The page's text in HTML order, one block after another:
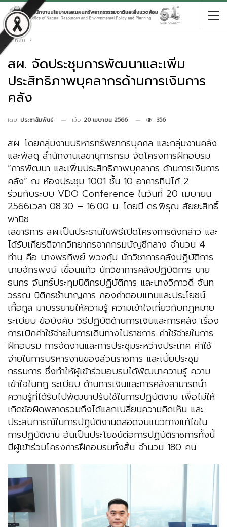
หน้าหลัก
สผ. จัดประชุมการพัฒนาและเพิ่ม
ประสิทธิภาพบุคลากรด้านการเงินการ
คลัง
โดย ประชาสัมพันธ์ เมื่อ 20 เมษายน 2566 356
สผ. โดยกลุ่มงานบริหารทรัพยากรบุคคล และกลุ่มงานคลัง
และพัสดุ สำนักงานเลขานุการกรม จัดโครงการฝึกอบรม
“การพัฒนา และเพิ่มประสิทธิภาพบุคลากร ด้านการเงินการ
คลัง” ณ ห้องประชุม 1001 ชั้น 10 อาคารทิปโก้ 2
ร่วมกับระบบ VDO Conference ในวันที่ 20 เมษายน
2566เวลา 08.30 – 16.00 น. โดยมี ดร.พิรุณ สัยยะสิทธิ์
พานิช
เลขาธิการ สผ.เป็นประธานในพิธีเปิดโครงการดังกล่าว และ
ได้รับเกียรติจากวิทยากรจากกรมบัญชีกลาง จำนวน 4
ท่าน คือ นางพรทิพย์ พวงคุ้ม นักวิชาการคลังปฏิบัติการ
นายจักรพงษ์ เขื่อนแก้ว นักวิชาการคลังปฏิบัติการ นาย
ธนกร จันทร์ประทุมนิติกรปฏิบัติการ และนางวิภาวดี จันท
วรรณ นิติกรชำนาญการ กองค่าตอบแทนและประโยชน์
เกื้อกูล มาบรรยายให้ความรู้ ความเข้าใจเกี่ยวกับกฎหมาย
ระเบียบ ข้อบังคับ วิธีปฏิบัติด้านการเงินและการคลัง เรื่อง
การเบิกค่าใช้จ่ายในการเดินทางไปราชการ ค่าใช้จ่ายในการ
ฝึกอบรม การจัดงานและการประชุมระหว่างประเทศ ค่าใช้
จ่ายในการบริหารงานของส่วนราชการ และเบี้ยประชุม
กรรมการ ซึ่งทำให้ผู้เข้าร่วมอบรมได้พัฒนาความรู้ ความ
เข้าใจในกฎ ระเบียบ ด้านการเงินและการคลังสามารถนำ
ความรู้ที่ได้รับไปพัฒนาปรับใช้ในการปฏิบัติงาน เพื่อไม่ให้
เกิดข้อผิดพลาดรวมถึงได้แลกเปลี่ยนความคิดเห็น และ
ประสบการณ์ในการปฏิบัติงานตลอดจนแนวทางแก้ไขใน
การปฏิบัติงาน อันเป็นประโยชน์ต่อการปฏิบัติราชการทั้งนี้
มีผู้เข้าร่วมโครงการฝึกอบรมทั้งสิ้น จำนวน 180 คน